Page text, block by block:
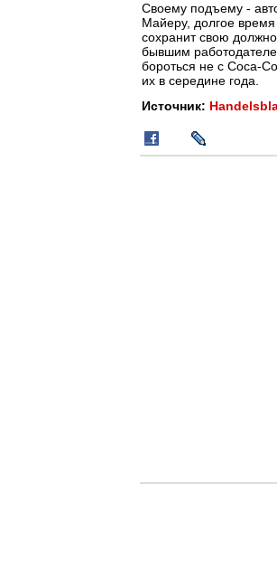
Своему подъему -
Майеру, долгое время
сохранит свою
бывшим
бороться не с Coca-
их в середине года.
Источник: